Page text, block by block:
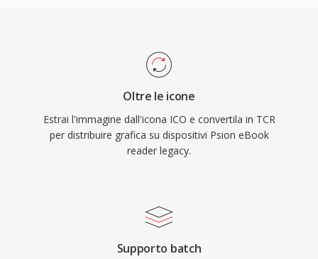
Oltre le icone
Estrai l'immagine dall'icona ICO e convertila in TCR
per distribuire grafica su dispositivi Psion eBook
reader legacy.
Supporto batch